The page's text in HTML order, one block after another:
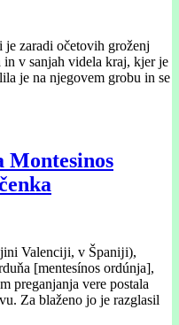
je zaradi očetovih groženj
in v sanjah videla kraj, kjer je
je na njegovem grobu in se
Valencĳi, v Španĳi),
[mentesínos ordúnja],
preganjanja vere postala
Za blaženo jo je razglasil